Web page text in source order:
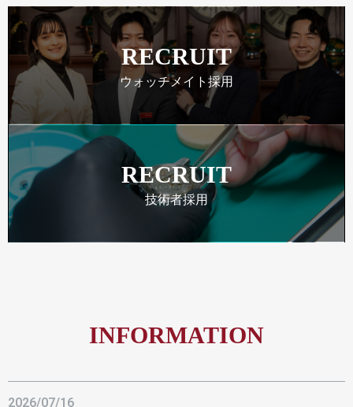
RECRUIT
ウォッチメイト採用
RECRUIT
技術者採用
INFORMATION
2026/07/16